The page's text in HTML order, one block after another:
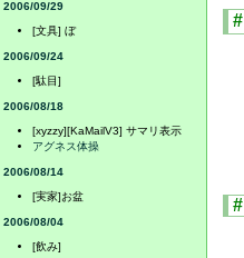
#
#
2006/09/29
[文具] ぼ
2006/09/24
[駄目]
2006/08/18
[xyzzy][KaMailV3] サマリ表示
アグネス体操
2006/08/14
[実家]お盆
2006/08/04
[飲み]